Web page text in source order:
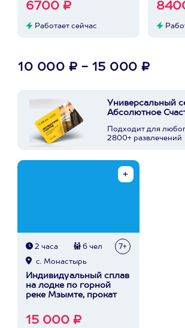
6700 ₽
Работает сейчас
10 000 ₽ - 15 000 ₽
Универсальный
Абсолютное
Подходит для
2800+ развлечений
2 часа 6 чел 7+
с. Монастырь
Индивидуальный сплав
на лодке по горной
реке Мзымте, прокат
15 000 ₽